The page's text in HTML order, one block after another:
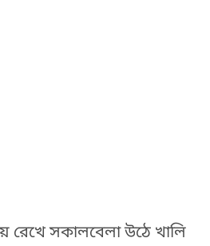
রেখে সকালবেলা উঠে খালি